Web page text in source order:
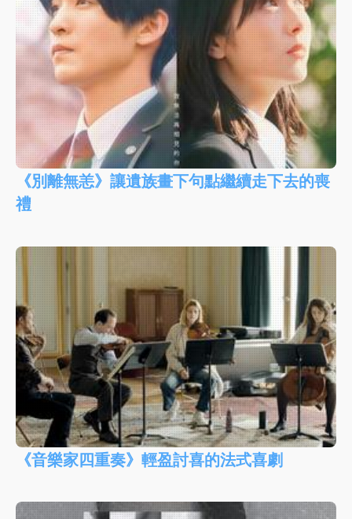
《別離無恙》讓遺族畫下句點繼續走下去的喪
禮
《音樂家四重奏》輕盈討喜的法式喜劇